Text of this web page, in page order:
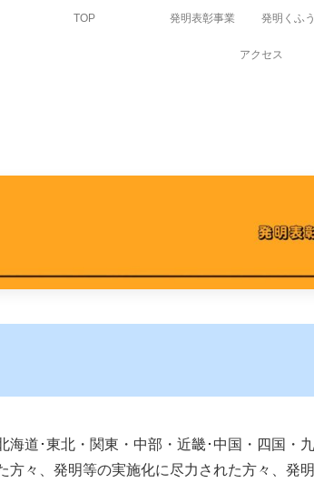
TOP 発明表彰事業
アクセス
海道･東北・関東・中部・近畿･中国・四国・
方々、発明等の実施化に尽力された方々、発